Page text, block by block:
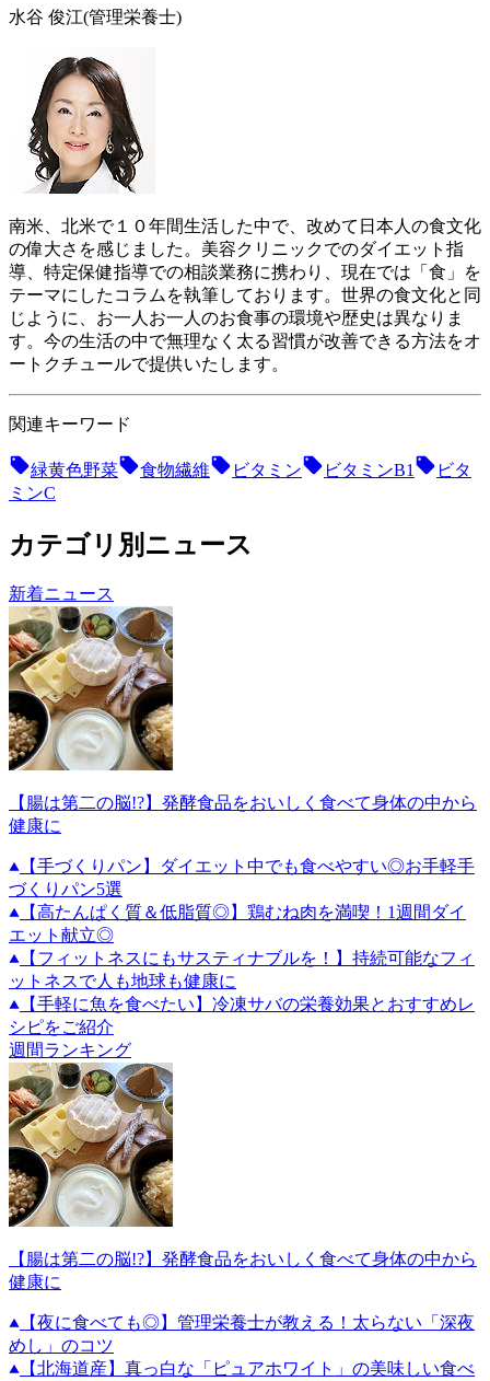
水谷 俊江(管理栄養士)
南米、北米で１０年間生活した中で、改めて日本人の食文化
の偉大さを感じました。美容クリニックでのダイエット指
導、特定保健指導での相談業務に携わり、現在では「食」を
テーマにしたコラムを執筆しております。世界の食文化と同
じように、お一人お一人のお食事の環境や歴史は異なりま
す。今の生活の中で無理なく太る習慣が改善できる方法をオ
ートクチュールで提供いたします。
関連キーワード
緑黄色野菜 食物繊維 ビタミン ビタミンB1
ビタ
ミンC
カテゴリ別ニュース
新着ニュース
【腸は第二の脳!?】発酵食品をおいしく食べて身体の中から
健康に
【手づくりパン】ダイエット中でも食べやすい◎お手軽手
づくりパン5選
【高たんぱく質＆低脂質◎】鶏むね肉を満喫！1週間ダイ
エット献立◎
【フィットネスにもサスティナブルを！】持続可能なフィ
ットネスで人も地球も健康に
【手軽に魚を食べたい】冷凍サバの栄養効果とおすすめレ
シピをご紹介
週間ランキング
【腸は第二の脳!?】発酵食品をおいしく食べて身体の中から
健康に
【夜に食べても◎】管理栄養士が教える！太らない「深夜
めし」のコツ
【北海道産】真っ白な「ピュアホワイト」の美味しい食べ